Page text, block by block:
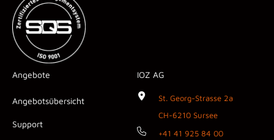
Angebote
Angebotsübersicht
Support
IOZ AG
St. Georg-Strasse 2a
CH-6210 Sursee
+41 41 925 84 00